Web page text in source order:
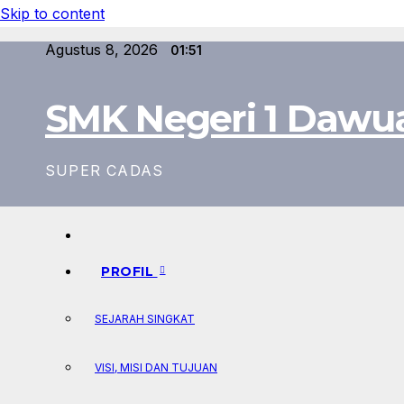
Skip to content
Agustus 8, 2026
01:51
SMK Negeri 1
SUPER CADAS
PROFIL
SEJARAH SINGKAT
VISI, MISI DAN TUJUAN